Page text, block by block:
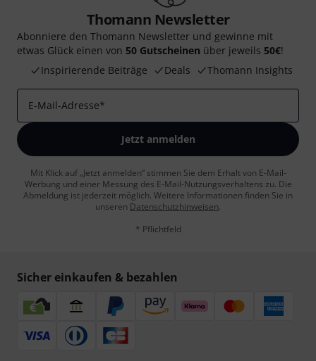
Thomann Newsletter
Abonniere den Thomann Newsletter und gewinne mit
etwas Glück einen von 50 Gutscheinen über jeweils 50€!
Inspirierende Beiträge
Deals Thomann Insights
E-Mail-Adresse*
Jetzt anmelden
Mit Klick auf „Jetzt anmelden“ stimmen Sie dem Erhalt von E-Mail-
Werbung und einer Messung des E-Mail-Nutzungsverhaltens zu. Die
Abmeldung ist jederzeit möglich. Weitere Informationen finden Sie in
unseren Datenschutzhinweisen.
* Pflichtfeld
Sicher einkaufen & bezahlen